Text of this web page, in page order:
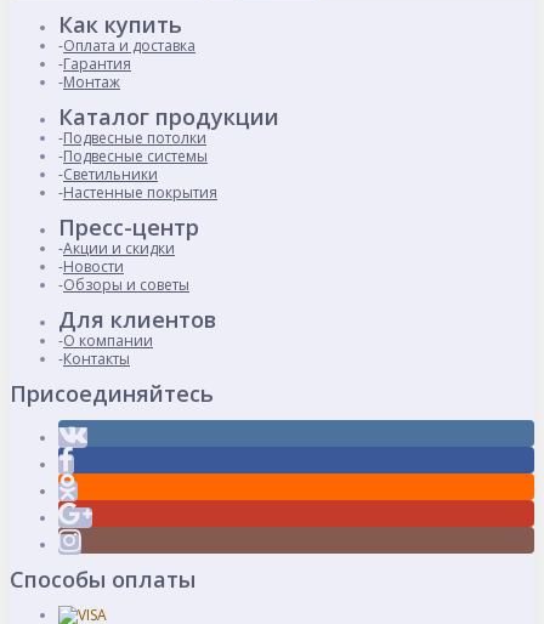
Как купить
Оплата и доставка
Гарантия
Монтаж
Каталог продукции
Подвесные потолки
Подвесные системы
Светильники
Настенные покрытия
Пресс-центр
Акции и скидки
Новости
Обзоры и советы
Для клиентов
О компании
Контакты
Присоединяйтесь
Способы оплаты